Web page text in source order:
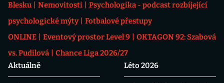
Blesku
Nemovitosti
Psychologika - podcast rozbíjející
psychologické mýty
Fotbalové přestupy
ONLINE
Eventový prostor Level 9
OKTAGON 92: Szabová
vs. Pudilová
Chance Liga 2026/27
Aktuálně
Léto 2026